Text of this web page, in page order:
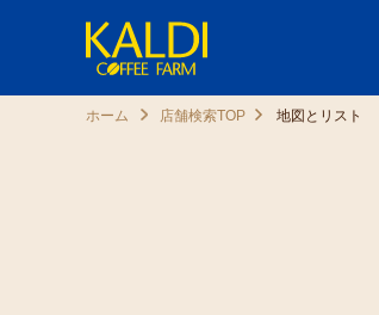
ホーム 店舗検索TOP 地図とリスト